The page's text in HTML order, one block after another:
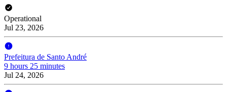
Operational
Jul 23, 2026
Prefeitura de Santo André
9 hours 25 minutes
Jul 24, 2026